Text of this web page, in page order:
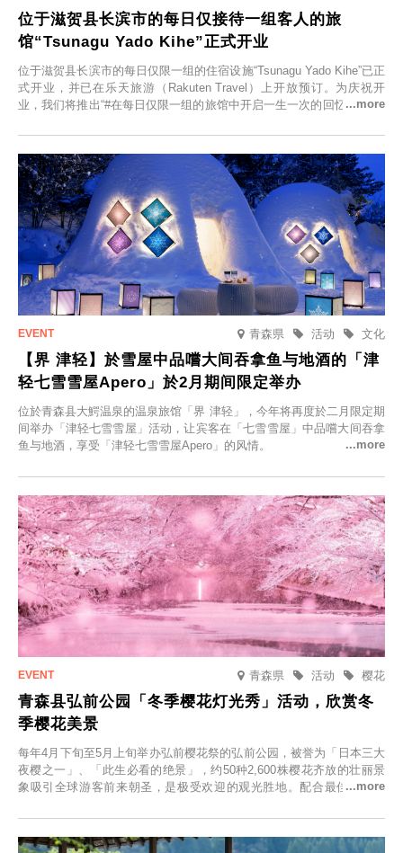
位于滋贺县长滨市的每日仅接待一组客人的旅
馆“Tsunagu Yado Kihe”正式开业
位于滋贺县长滨市的每日仅限一组的住宿设施“Tsunagu Yado Kihe”已正
式开业，并已在乐天旅游（Rakuten Travel）上开放预订。为庆祝开
业，我们将推出“#在每日仅限一组的旅馆中开启一生一次的回忆之旅”活
在此与重要之人共度一段难忘的特别时光。
青森県 文化
活动
【界 津轻】於雪屋中品嚐大间吞拿鱼与地酒的「津
轻七雪雪屋Apero」於2月期间限定举办
位於青森县大鰐温泉的温泉旅馆「界 津轻」，今年将再度於二月限定期
间举办「津轻七雪雪屋」活动，让宾客在「七雪雪屋」中品嚐大间吞拿
鱼与地酒，享受「津轻七雪雪屋Apero」的风情。
青森県 樱花
活动
青森县弘前公园「冬季樱花灯光秀」活动，欣赏冬
季樱花美景
每年4月下旬至5月上旬举办弘前樱花祭的弘前公园，被誉为「日本三大
夜樱之一」、「此生必看的绝景」，约50种2,600株樱花齐放的壮丽景
象吸引全球游客前来朝圣，是极受欢迎的观光胜地。配合最佳观雪时
「冬季樱花灯光秀」。